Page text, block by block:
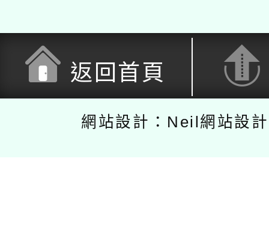
返回首頁
網站設計：Neil網站設